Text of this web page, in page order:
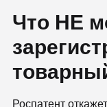
Что НЕ
Роспатент